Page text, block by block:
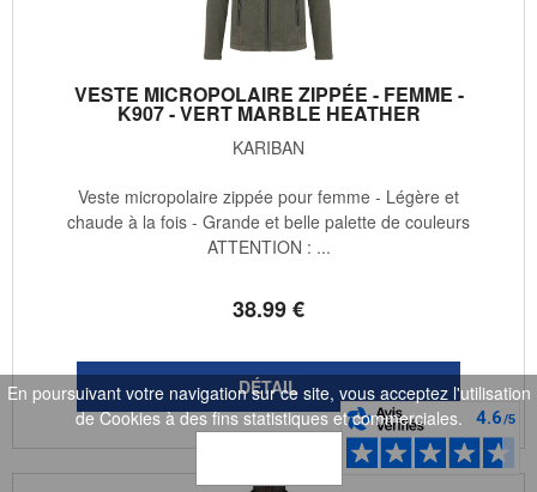
VESTE MICROPOLAIRE ZIPPÉE - FEMME -
K907 - VERT MARBLE HEATHER
KARIBAN
38.99€
Veste micropolaire zippée pour femme - Légère et
chaude à la fois - Grande et belle palette de couleurs
ATTENTION : ...
En poursuivant votre navigation sur ce site, vous acceptez l'utilisation
de Cookies à des fins statistiques et commerciales.